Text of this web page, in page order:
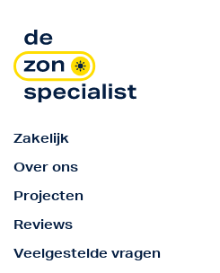
Zakelijk
Over ons
Projecten
Reviews
Veelgestelde vragen